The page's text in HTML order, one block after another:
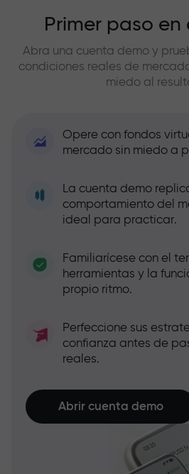
Primer paso
Abra una cuenta demo y
condiciones reales de
miedo al
Opere con fondos
mercado sin miedo a
La cuenta demo
comportamiento del
ideal para practicar.
Familiarícese con el
herramientas y la
propio ritmo.
Perfeccione sus
confianza antes de
reales.
Abrir cuenta demo